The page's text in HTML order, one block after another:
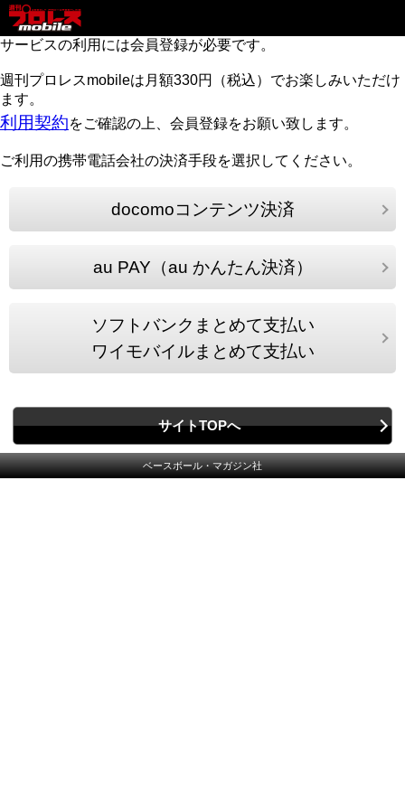
サービスの利用には会員登録が必要です。
週刊プロレスmobileは月額330円（税込）でお楽しみいただけ
ます。
利用契約をご確認の上、会員登録をお願い致します。
ご利用の携帯電話会社の決済手段を選択してください。
docomoコンテンツ決済
au PAY（au かんたん決済）
ソフトバンクまとめて支払い
ワイモバイルまとめて支払い
サイトTOPへ
ベースボール・マガジン社